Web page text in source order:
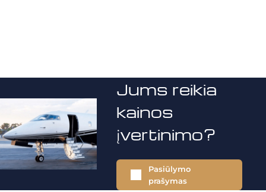
Jums reikia
kainos
įvertinimo?
Pasiūlymo
prašymas